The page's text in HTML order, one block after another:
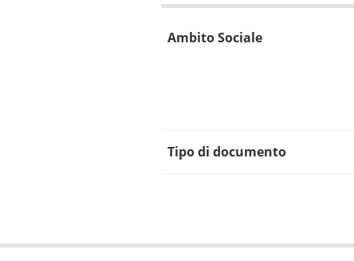
Ambito Sociale
Tipo di documento